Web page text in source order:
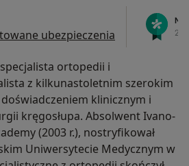
ubezpieczenia
ortopedii i
z kilkunastoletnim szerokim
klinicznym i
kręgosłupa. Absolwent Ivano-
(2003 r.), nostryfikował
Uniwersytecie Medycznym w